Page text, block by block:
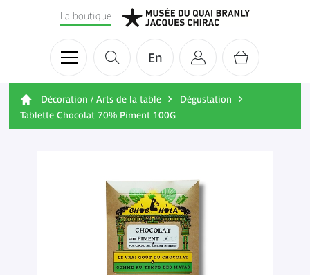
En
La boutique
Décoration / Arts de la table
Dégustation
Tablette Chocolat 70% Piment 100G